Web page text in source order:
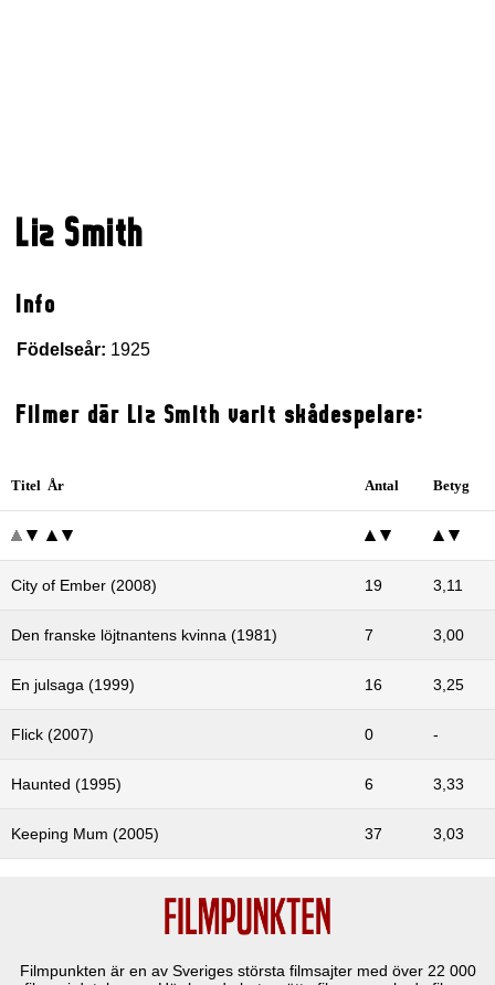
Liz Smith
Info
Födelseår: 1925
Filmer där Liz Smith varit skådespelare:
Titel År Antal Betyg
City of Ember (2008) 19 3,11
Den franske löjtnantens kvinna (1981) 7 3,00
En julsaga (1999) 16 3,25
Flick (2007) 0 -
Haunted (1995) 6 3,33
Keeping Mum (2005) 37 3,03
Filmpunkten är en av Sveriges största filmsajter med över 22 000